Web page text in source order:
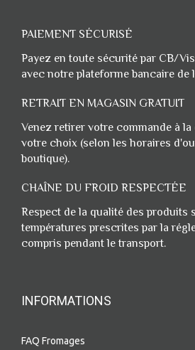
PAIEMENT SÉCURISÉ
Payez en toute sécurité par CB/
avec notre plateforme bancaire de
RETRAIT EN MAGASIN GRATUIT
Venez retirer votre commande à la
votre choix (selon les horaires
boutique).
CHAÎNE DU FROID RESPECTÉE
Respect de la qualité des produits
températures prescrites par la
compris pendant le transport.
INFORMATIONS
FAQ Fromages